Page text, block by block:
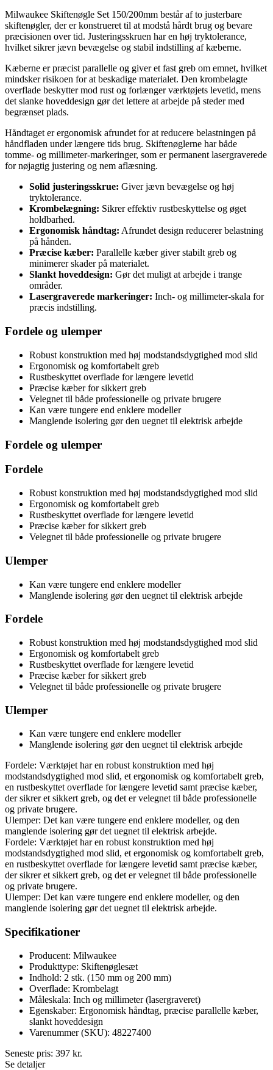
Milwaukee Skiftenøgle Set 150/200mm består af to justerbare
skiftenøgler, der er konstrueret til at modstå hårdt brug og bevare
præcisionen over tid. Justeringsskruen har en høj tryktolerance,
hvilket sikrer jævn bevægelse og stabil indstilling af kæberne.
Kæberne er præcist parallelle og giver et fast greb om emnet, hvilket
mindsker risikoen for at beskadige materialet. Den krombelagte
overflade beskytter mod rust og forlænger værktøjets levetid, mens
det slanke hoveddesign gør det lettere at arbejde på steder med
begrænset plads.
Håndtaget er ergonomisk afrundet for at reducere belastningen på
håndfladen under længere tids brug. Skiftenøglerne har både
tomme- og millimeter-markeringer, som er permanent lasergraverede
for nøjagtig justering og nem aflæsning.
Solid justeringsskrue: Giver jævn bevægelse og høj
tryktolerance.
Krombelægning: Sikrer effektiv rustbeskyttelse og øget
holdbarhed.
Ergonomisk håndtag: Afrundet design reducerer belastning
på hånden.
Præcise kæber: Parallelle kæber giver stabilt greb og
minimerer skader på materialet.
Slankt hoveddesign: Gør det muligt at arbejde i trange
områder.
Lasergraverede markeringer: Inch- og millimeter-skala for
præcis indstilling.
Fordele og ulemper
Robust konstruktion med høj modstandsdygtighed mod slid
Ergonomisk og komfortabelt greb
Rustbeskyttet overflade for længere levetid
Præcise kæber for sikkert greb
Velegnet til både professionelle og private brugere
Kan være tungere end enklere modeller
Manglende isolering gør den uegnet til elektrisk arbejde
Fordele og ulemper
Fordele
Robust konstruktion med høj modstandsdygtighed mod slid
Ergonomisk og komfortabelt greb
Rustbeskyttet overflade for længere levetid
Præcise kæber for sikkert greb
Velegnet til både professionelle og private brugere
Ulemper
Kan være tungere end enklere modeller
Manglende isolering gør den uegnet til elektrisk arbejde
Fordele
Robust konstruktion med høj modstandsdygtighed mod slid
Ergonomisk og komfortabelt greb
Rustbeskyttet overflade for længere levetid
Præcise kæber for sikkert greb
Velegnet til både professionelle og private brugere
Ulemper
Kan være tungere end enklere modeller
Manglende isolering gør den uegnet til elektrisk arbejde
Fordele: Værktøjet har en robust konstruktion med høj
modstandsdygtighed mod slid, et ergonomisk og komfortabelt greb,
en rustbeskyttet overflade for længere levetid samt præcise kæber,
der sikrer et sikkert greb, og det er velegnet til både professionelle
og private brugere.
Ulemper: Det kan være tungere end enklere modeller, og den
manglende isolering gør det uegnet til elektrisk arbejde.
Fordele: Værktøjet har en robust konstruktion med høj
modstandsdygtighed mod slid, et ergonomisk og komfortabelt greb,
en rustbeskyttet overflade for længere levetid samt præcise kæber,
der sikrer et sikkert greb, og det er velegnet til både professionelle
og private brugere.
Ulemper: Det kan være tungere end enklere modeller, og den
manglende isolering gør det uegnet til elektrisk arbejde.
Specifikationer
Producent: Milwaukee
Produkttype: Skiftenøglesæt
Indhold: 2 stk. (150 mm og 200 mm)
Overflade: Krombelagt
Måleskala: Inch og millimeter (lasergraveret)
Egenskaber: Ergonomisk håndtag, præcise parallelle kæber,
slankt hoveddesign
Varenummer (SKU): 48227400
Seneste pris: 397 kr.
Se detaljer